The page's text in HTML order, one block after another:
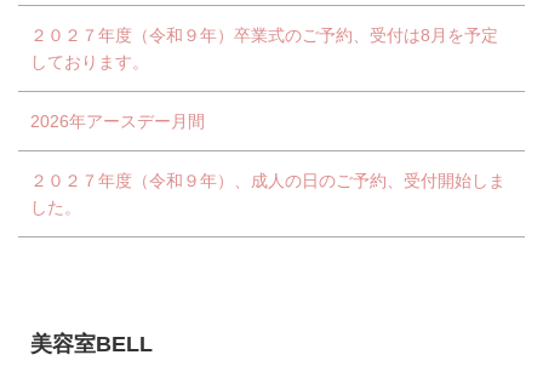
２０２７年度（令和９年）卒業式のご予約、受付は8月を予定
しております。
2026年アースデー月間
２０２７年度（令和９年）、成人の日のご予約、受付開始しま
した。
美容室BELL